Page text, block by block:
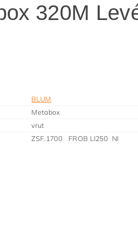
320M
BLUM
Metabox
vrut
ZSF.1700 FROB LI250 NI